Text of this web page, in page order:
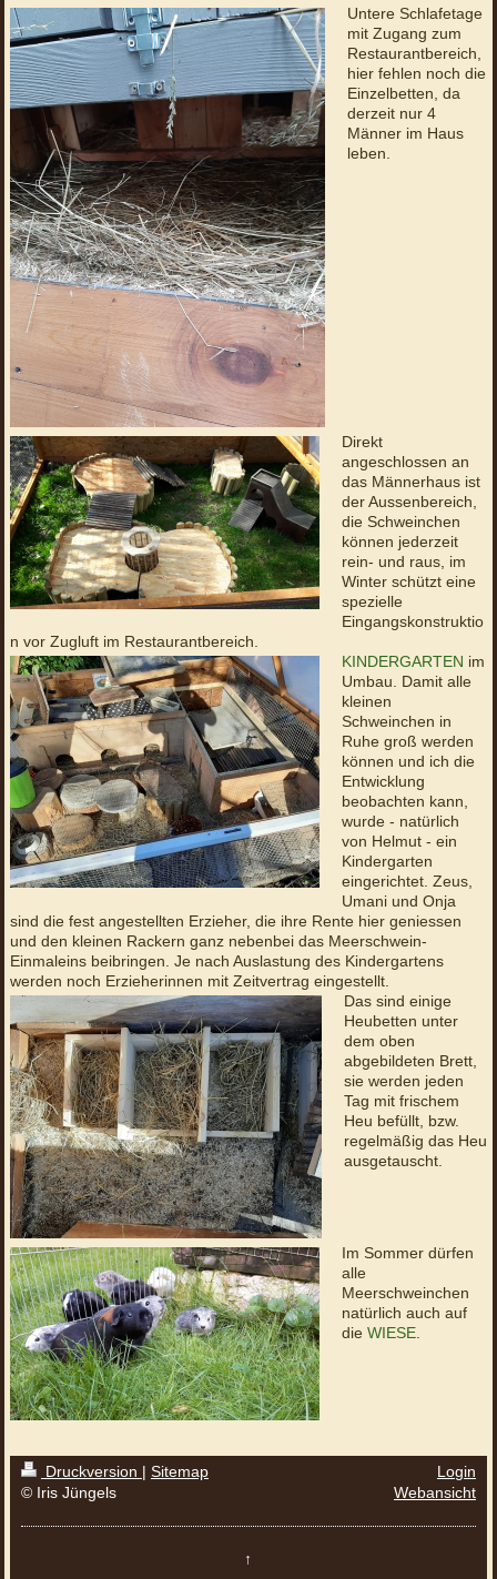
Untere Schlafetage
mit Zugang zum
Restaurantbereich,
hier fehlen noch die
Einzelbetten, da
derzeit nur 4
Männer im Haus
leben.
Direkt
angeschlossen an
das Männerhaus ist
der Aussenbereich,
die Schweinchen
können jederzeit
rein- und raus, im
Winter schützt eine
spezielle
Eingangskonstruktio
n vor Zugluft im Restaurantbereich.
KINDERGARTEN im
Umbau. Damit alle
kleinen
Schweinchen in
Ruhe groß werden
können und ich die
Entwicklung
beobachten kann,
wurde - natürlich
von Helmut - ein
Kindergarten
eingerichtet. Zeus,
Umani und Onja
sind die fest angestellten Erzieher, die ihre Rente hier geniessen
und den kleinen Rackern ganz nebenbei das Meerschwein-
Einmaleins beibringen. Je nach Auslastung des Kindergartens
werden noch Erzieherinnen mit Zeitvertrag eingestellt.
Das sind einige
Heubetten unter
dem oben
abgebildeten Brett,
sie werden jeden
Tag mit frischem
Heu befüllt, bzw.
regelmäßig das Heu
ausgetauscht.
Im Sommer dürfen
alle
Meerschweinchen
natürlich auch auf
die WIESE.
Druckversion | Sitemap
© Iris Jüngels
Login
Webansicht
↑